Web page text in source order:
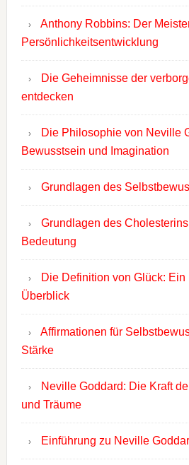
Anthony Robbins: Der
Persönlichkeitsentwicklung
Die Geheimnisse der
entdecken
Die Philosophie von Neville
Bewusstsein und Imagination
Grundlagen des
Grundlagen des
Bedeutung
Die Definition von Glück: Ein
Überblick
Affirmationen für
Stärke
Neville Goddard: Die Kraft
und Träume
Einführung zu Neville